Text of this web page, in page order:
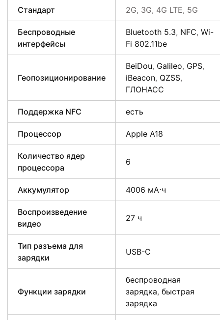
Стандарт 2G, 3G, 4G LTE, 5G
Беспроводные
интерфейсы
Bluetooth 5.3, NFC, Wi-
Fi 802.11be
Геопозиционирование
BeiDou, Galileo, GPS,
iBeacon, QZSS,
ГЛОНАСС
Поддержка NFC есть
Процессор Apple A18
Количество ядер
процессора
6
Аккумулятор 4006 мА⋅ч
Воспроизведение
видео
27 ч
Тип разъема для
зарядки
USB-C
Функции зарядки
беспроводная
зарядка, быстрая
зарядка